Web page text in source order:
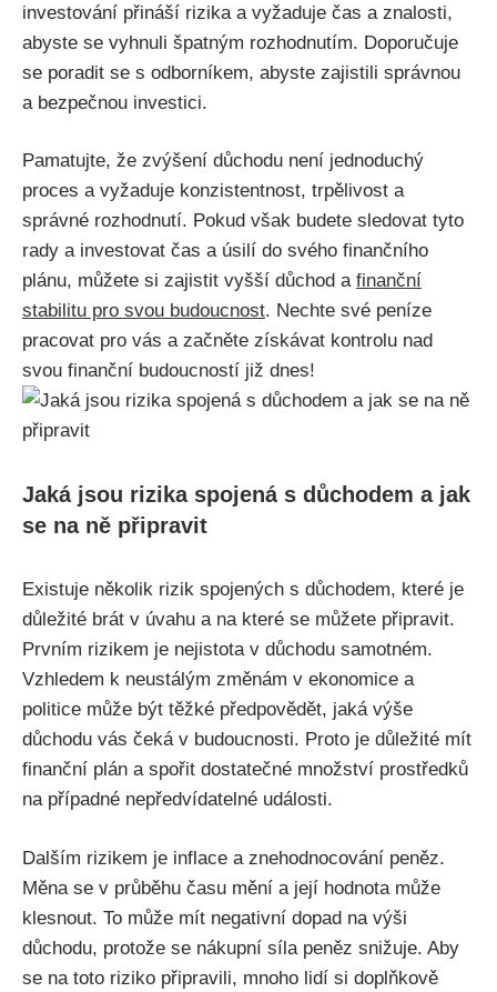
investování přináší rizika a vyžaduje čas a znalosti,
abyste se vyhnuli špatným rozhodnutím. Doporučuje
se poradit se s odborníkem, abyste zajistili správnou
a bezpečnou investici.
Pamatujte, že zvýšení důchodu není jednoduchý
proces a vyžaduje konzistentnost, trpělivost a
správné rozhodnutí. Pokud však budete sledovat tyto
rady a investovat čas a úsilí do svého finančního
plánu, můžete si zajistit vyšší důchod a finanční
stabilitu pro svou budoucnost. Nechte své peníze
pracovat pro vás a začněte získávat kontrolu nad
svou finanční budoucností již dnes!
Jaká jsou rizika spojená s důchodem a jak
se na ně připravit
Existuje několik rizik spojených s důchodem, které je
důležité brát v úvahu a na které se můžete připravit.
Prvním rizikem je nejistota v důchodu samotném.
Vzhledem k neustálým změnám v ekonomice a
politice může být těžké předpovědět, jaká výše
důchodu vás čeká v budoucnosti. Proto je důležité mít
finanční plán a spořit dostatečné množství prostředků
na případné nepředvídatelné události.
Dalším rizikem je inflace a znehodnocování peněz.
Měna se v průběhu času mění a její hodnota může
klesnout. To může mít negativní dopad na výši
důchodu, protože se nákupní síla peněz snižuje. Aby
se na toto riziko připravili, mnoho lidí si doplňkově